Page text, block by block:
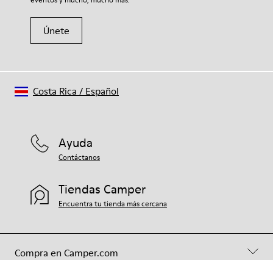
Únete
Compra en Camper.com
Ayuda
Contáctanos
Tiendas Camper
Encuentra tu tienda más cercana
Costa Rica / Español